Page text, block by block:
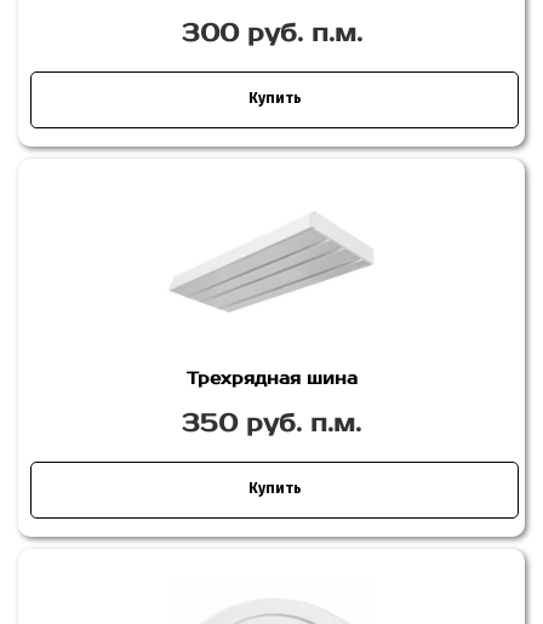
300 руб. п.м.
Купить
Трехрядная шина
350 руб. п.м.
Купить